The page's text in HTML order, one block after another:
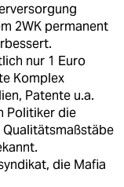
2WK permanent
nur 1 Euro
Komplex
Patente u.a.
Politiker die
die Mafia